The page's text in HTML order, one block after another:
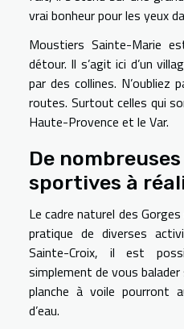
vrai bonheur pour les yeux
Moustiers Sainte-Marie
détour. Il s’agit ici d’un
par des collines. N’oubliez
routes. Surtout celles qui
Haute-Provence et le Var.
De
sportives à
Le cadre naturel des
pratique de diverses
Sainte-Croix, il est
simplement de vous
planche à voile pourront
d’eau.